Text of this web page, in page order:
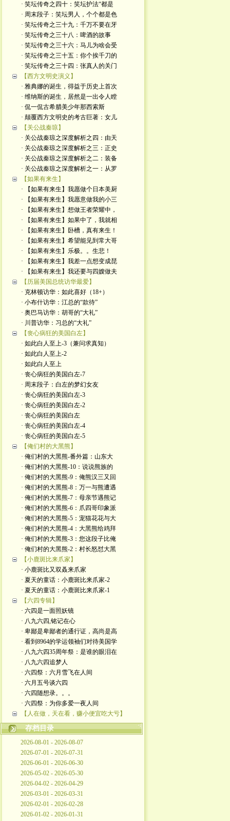
· 笑坛传奇之四十：笑坛护法“都是
· 周末段子：笑坛男人，个个都是色
· 笑坛传奇之三十九：千万不要在牙
· 笑坛传奇之三十八：啤酒的故事
· 笑坛传奇之三十六：马儿为啥会受
· 笑坛传奇之三十五：你个挨千刀的
· 笑坛传奇之三十四：张真人的关门
【西方文明史演义】
· 雅典娜的诞生，得益于历史上首次
· 维纳斯的诞生，居然是一出令人瞠
· 侃一侃古希腊美少年那西索斯
· 颠覆西方文明史的考古巨著：女儿
【关公战秦琼】
· 关公战秦琼之深度解析之四：由天
· 关公战秦琼之深度解析之三：正史
· 关公战秦琼之深度解析之二：装备
· 关公战秦琼之深度解析之一：从罗
【如果有来生】
· 【如果有来生】我愿做个日本美厨
· 【如果有来生】我愿意做我的小三
· 【如果有来生】想做王者荣耀中，
· 【如果有来生】如果中了，我就相
· 【如果有来生】卧槽，真有来生！
· 【如果有来生】希望能见到常大哥
· 【如果有来生】乐极。。生悲！
· 【如果有来生】我差一点想变成琵
· 【如果有来生】我还要与四嫂做夫
【历届美国总统访华最爱】
· 克林顿访华：如此喜好（18+）
· 小布什访华：江总的“款待”
· 奥巴马访华：胡哥的“大礼”
· 川普访华：习总的“大礼”
【丧心病狂的美国白左】
· 如此白人至上-3（兼问求真知）
· 如此白人至上-2
· 如此白人至上
· 丧心病狂的美国白左-7
· 周末段子：白左的梦幻女友
· 丧心病狂的美国白左-3
· 丧心病狂的美国白左-2
· 丧心病狂的美国白左
· 丧心病狂的美国白左-4
· 丧心病狂的美国白左-5
【俺们村的大黑熊】
· 俺们村的大黑熊-番外篇：山东大
· 俺们村的大黑熊-10：说说熊族的
· 俺们村的大黑熊-9：俺熊汉三又回
· 俺们村的大黑熊-8：万一与熊遭遇
· 俺们村的大黑熊-7：母亲节遇熊记
· 俺们村的大黑熊-6：爪四哥印象派
· 俺们村的大黑熊-5：宠猫花花与大
· 俺们村的大黑熊-4：大黑熊给鸡拜
· 俺们村的大黑熊-3：您这段子比俺
· 俺们村的大黑熊-2：村长怒怼大黑
【小鹿斑比来爪家】
· 小鹿斑比又双叒来爪家
· 夏天的童话：小鹿斑比来爪家-2
· 夏天的童话：小鹿斑比来爪家-1
【六四专辑】
· 六四是一面照妖镜
· 八九六四,铭记在心
· 卑鄙是卑鄙者的通行证，高尚是高
· 看到8964的学运领袖们对待美国学
· 八九六四35周年祭：是谁的眼泪在
· 八九六四追梦人
· 六四祭：六月雪飞在人间
· 六月五号谈六四
· 六四随想录。。。
· 六四祭：为你多爱一夜人间
【人在做，天在看，赚小便宜吃大亏】
存档目录
2026-08-01 - 2026-08-07
2026-07-01 - 2026-07-31
2026-06-01 - 2026-06-30
2026-05-02 - 2026-05-30
2026-04-02 - 2026-04-29
2026-03-01 - 2026-03-31
2026-02-01 - 2026-02-28
2026-01-02 - 2026-01-31